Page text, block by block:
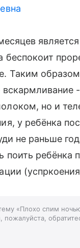
Таким образом
но и
у ребёнка
не раньше
поить
«Плохо спим
пожалуйста,